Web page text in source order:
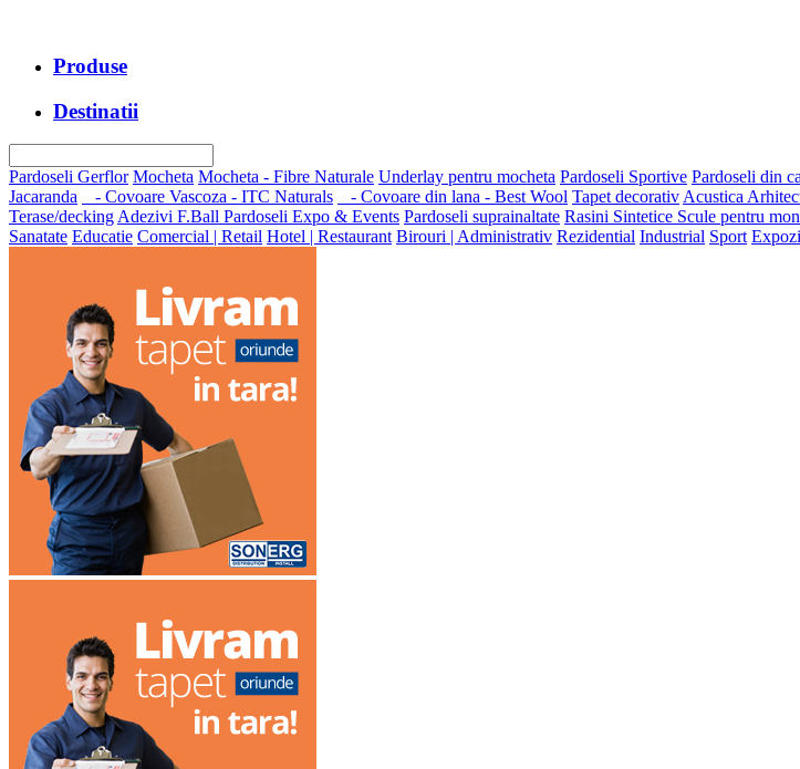
Produse
Destinatii
Pardoseli Gerflor Mocheta Mocheta - Fibre Naturale Underlay pentru mocheta Pardoseli Sportive Pardoseli din
Jacaranda
- Covoare Vascoza - ITC Naturals - Covoare din lana - Best Wool Tapet decorativAcustica
Terase/deckingAdezivi F.Ball Pardoseli Expo & Events Pardoseli suprainaltate Rasini Sintetice Scule pentru
Sanatate Educatie Comercial | Retail Hotel | Restaurant Birouri | Administrativ Rezidential Industrial Sport